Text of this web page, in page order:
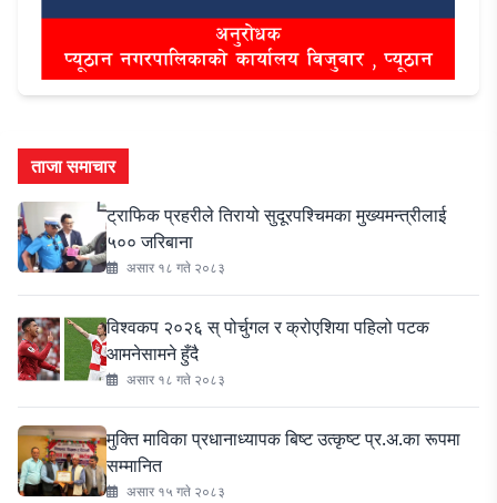
ताजा समाचार
ट्राफिक प्रहरीले तिरायो सुदूरपश्चिमका मुख्यमन्त्रीलाई
५०० जरिबाना
असार १८ गते २०८३
विश्वकप २०२६ स् पोर्चुगल र क्रोएशिया पहिलो पटक
आमनेसामने हुँदै
असार १८ गते २०८३
मुक्ति माविका प्रधानाध्यापक बिष्ट उत्कृष्ट प्र.अ.का रूपमा
सम्मानित
असार १५ गते २०८३